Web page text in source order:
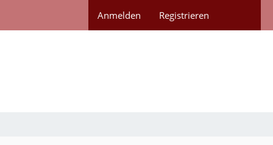
Anmelden Registrieren